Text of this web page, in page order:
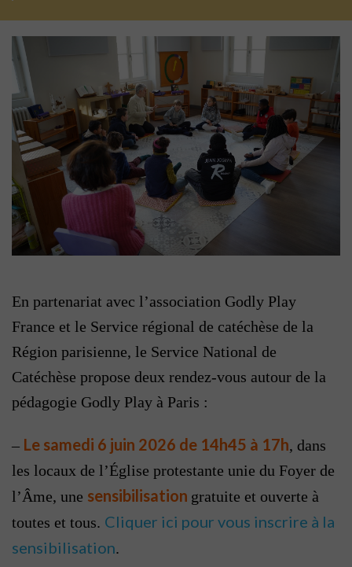
En partenariat avec l’association Godly Play
France et le Service régional de catéchèse de la
Région parisienne, le Service National de
Catéchèse propose deux rendez-vous autour de la
pédagogie Godly Play à Paris :
– Le samedi 6 juin 2026 de 14h45 à 17h, dans
les locaux de l’Église protestante unie du Foyer de
l’Âme, une sensibilisation gratuite et ouverte à
toutes et tous. Cliquer ici pour vous inscrire à la
sensibilisation.